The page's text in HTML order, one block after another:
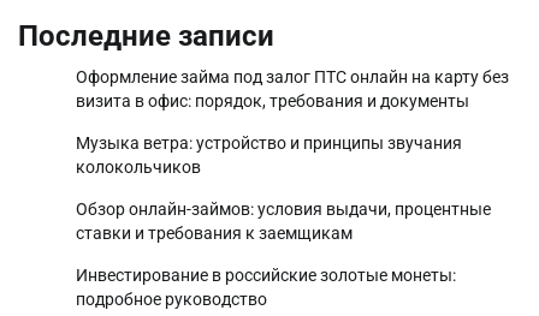
Последние записи
Оформление займа под залог ПТС онлайн на карту без
визита в офис: порядок, требования и документы
Музыка ветра: устройство и принципы звучания
колокольчиков
Обзор онлайн-займов: условия выдачи, процентные
ставки и требования к заемщикам
Инвестирование в российские золотые монеты:
подробное руководство